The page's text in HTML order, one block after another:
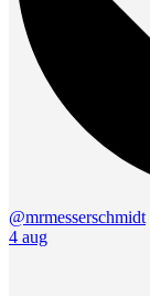
@mrmesserschmidt
4 aug